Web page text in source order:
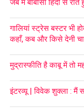
जब मैं बीबीसी हिंदी से
गालियां स्ट्रेस बस्टर भी
कहाँ, कब और किसे देनी
मुद्रास्फीति है काबू में तो
इंटरव्यू | विवेक शुक्ला : मैं